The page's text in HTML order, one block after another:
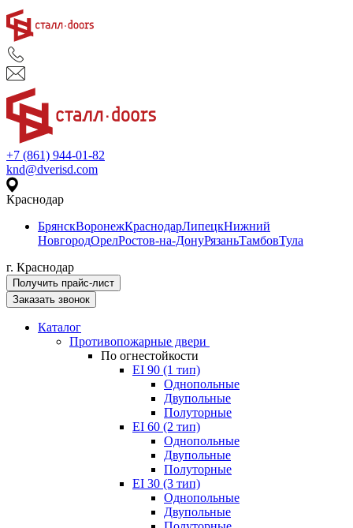
+7 (861) 944-01-82
knd@dverisd.com
Краснодар
БрянскВоронежКраснодарЛипецкНижний
НовгородОрелРостов-на-ДонуРязаньТамбовТула
г. Краснодар
Получить прайс-лист
Заказать звонок
Каталог
Противопожарные двери
По огнестойкости
EI 90 (1 тип)
Однопольные
Двупольные
Полуторные
EI 60 (2 тип)
Однопольные
Двупольные
Полуторные
EI 30 (3 тип)
Однопольные
Двупольные